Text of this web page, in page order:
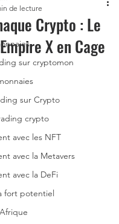
sur cryptomon
sur Crypto
crypto
avec les NFT
avec la Metavers
avec la DeFi
fort potentiel
Crypto : Le
X en Cage
de lecture